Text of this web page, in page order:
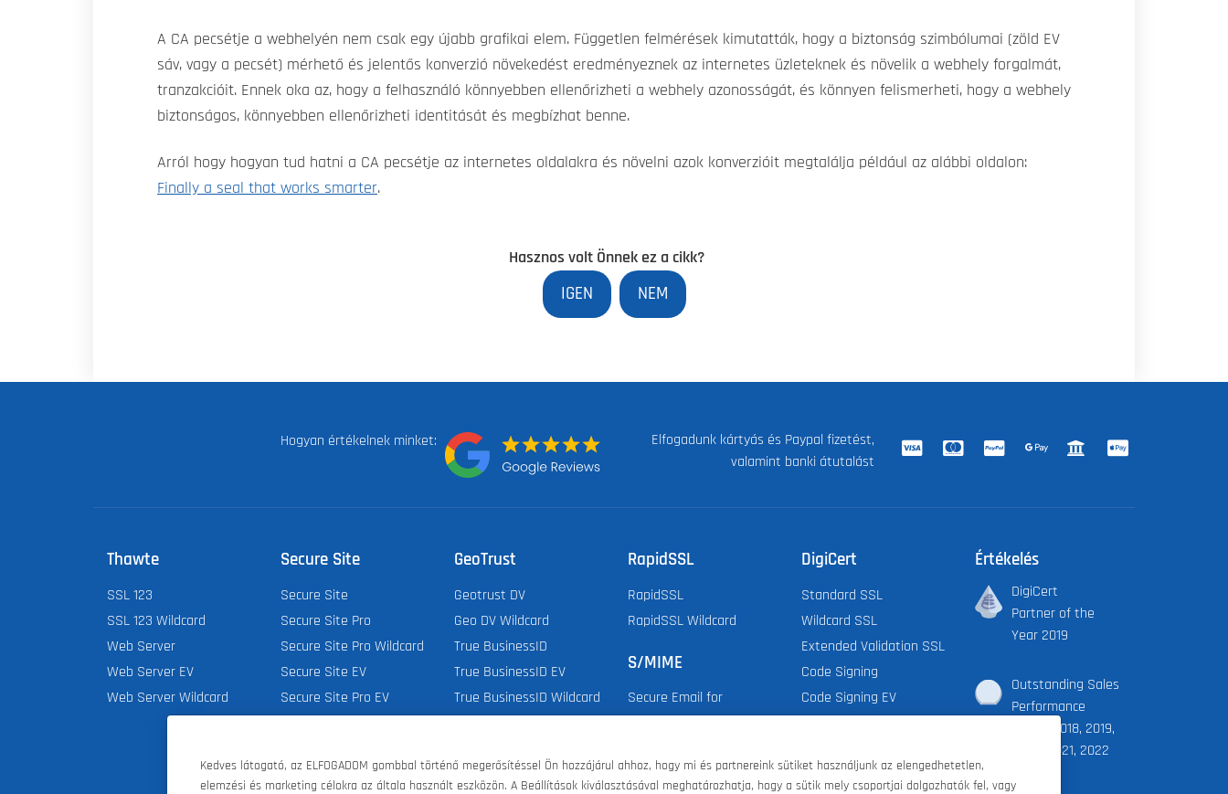
A CA pecsétje a webhelyén nem csak egy újabb grafikai elem. Független felmérések kimutatták, hogy a biztonság szimbólumai (zöld EV
sáv, vagy a pecsét) mérhető és jelentős konverzió növekedést eredményeznek az internetes üzleteknek és növelik a webhely forgalmát,
tranzakcióit. Ennek oka az, hogy a felhasználó könnyebben ellenőrizheti a webhely azonosságát, és könnyen felismerheti, hogy a webhely
biztonságos, könnyebben ellenőrizheti identitását és megbízhat benne.
Arról hogy hogyan tud hatni a CA pecsétje az internetes oldalakra és növelni azok konverzióit megtalálja például az alábbi oldalon:
Finally a seal that works smarter.
Hasznos volt Önnek ez a cikk?
IGEN NEM
Hogyan értékelnek minket:
Elfogadunk kártyás és Paypal fizetést,
valamint banki átutalást
Thawte
SSL 123
SSL 123 Wildcard
Web Server
Web Server EV
Web Server Wildcard
Secure Site
Secure Site
Secure Site Pro
Secure Site Pro Wildcard
Secure Site EV
Secure Site Pro EV
GeoTrust
Geotrust DV
Geo DV Wildcard
True BusinessID
True BusinessID EV
True BusinessID Wildcard
RapidSSL
RapidSSL
RapidSSL Wildcard
S/MIME
Secure Email for
Individual
DigiCert
Standard SSL
Wildcard SSL
Extended Validation SSL
Code Signing
Code Signing EV
DigiCert X9 PKI
Értékelés
DigiCert
Partner of the
Year 2019
Outstanding Sales
Performance
Award 2018, 2019,
2020, 2021, 2022
Kedves látogató, az ELFOGADOM gombbal történő megerősítéssel Ön hozzájárul ahhoz, hogy mi és partnereink sütiket használjunk az elengedhetetlen,
elemzési és marketing célokra az általa használt eszközön. A Beállítások kiválasztásával meghatározhatja, hogy a sütik mely csoportjai dolgozhatók fel, vagy